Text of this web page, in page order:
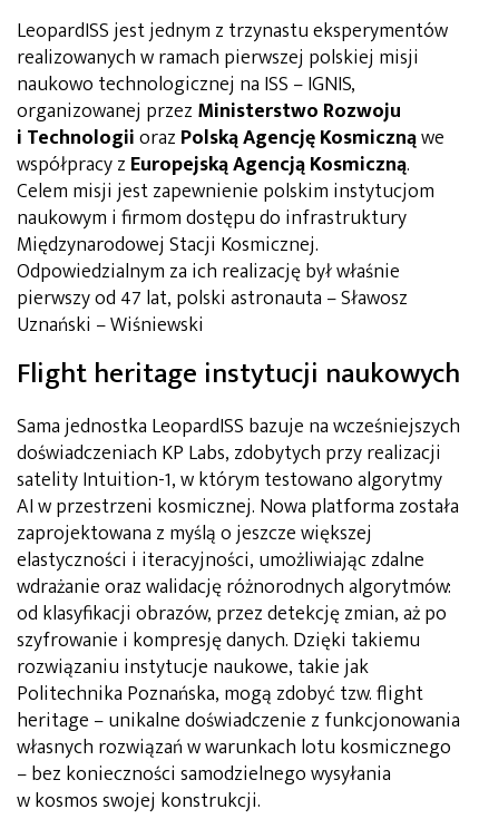
LeopardISS jest jednym z trzynastu eksperymentów
realizowanych w ramach pierwszej polskiej misji
naukowo technologicznej na ISS – IGNIS,
organizowanej przez Ministerstwo Rozwoju
i Technologiioraz Polską Agencję Kosmicznąwe
współpracy z Europejską Agencją Kosmiczną.
Celem misji jest zapewnienie polskim instytucjom
naukowym i firmom dostępu do infrastruktury
Międzynarodowej Stacji Kosmicznej.
Odpowiedzialnym za ich realizację był właśnie
pierwszy od 47 lat, polski astronauta – Sławosz
Uznański – Wiśniewski
Flight heritage instytucji naukowych
Sama jednostka LeopardISS bazuje na wcześniejszych
doświadczeniach KP Labs, zdobytych przy realizacji
satelity Intuition-1, w którym testowano algorytmy
AI w przestrzeni kosmicznej. Nowa platforma została
zaprojektowana z myślą o jeszcze większej
elastyczności i iteracyjności, umożliwiając zdalne
wdrażanie oraz walidację różnorodnych algorytmów:
od klasyfikacji obrazów, przez detekcję zmian, aż po
szyfrowanie i kompresję danych. Dzięki takiemu
rozwiązaniu instytucje naukowe, takie jak
Politechnika Poznańska, mogą zdobyć tzw. flight
heritage – unikalne doświadczenie z funkcjonowania
własnych rozwiązań w warunkach lotu kosmicznego
– bez konieczności samodzielnego wysyłania
w kosmos swojej konstrukcji.